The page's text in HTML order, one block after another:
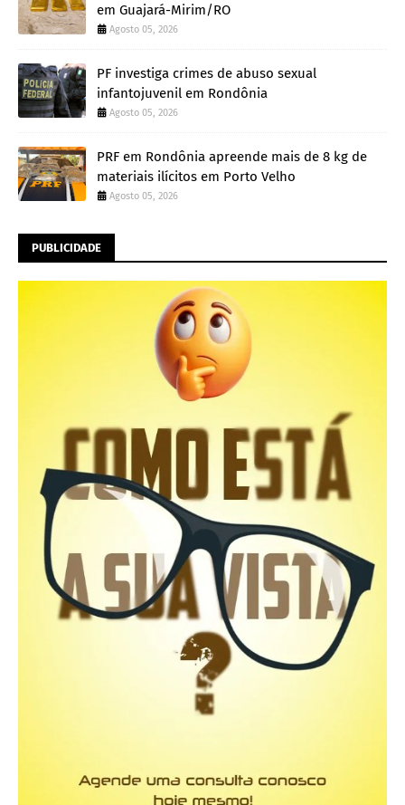
em Guajará-Mirim/RO
Agosto 05, 2026
PF investiga crimes de abuso sexual
infantojuvenil em Rondônia
Agosto 05, 2026
PRF em Rondônia apreende mais de 8 kg de
materiais ilícitos em Porto Velho
Agosto 05, 2026
PUBLICIDADE